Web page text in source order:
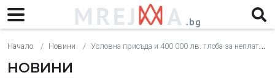
Начало Новини Условна присъда и 400 000 лв. глоба за неплатени данъци
НОВИНИ